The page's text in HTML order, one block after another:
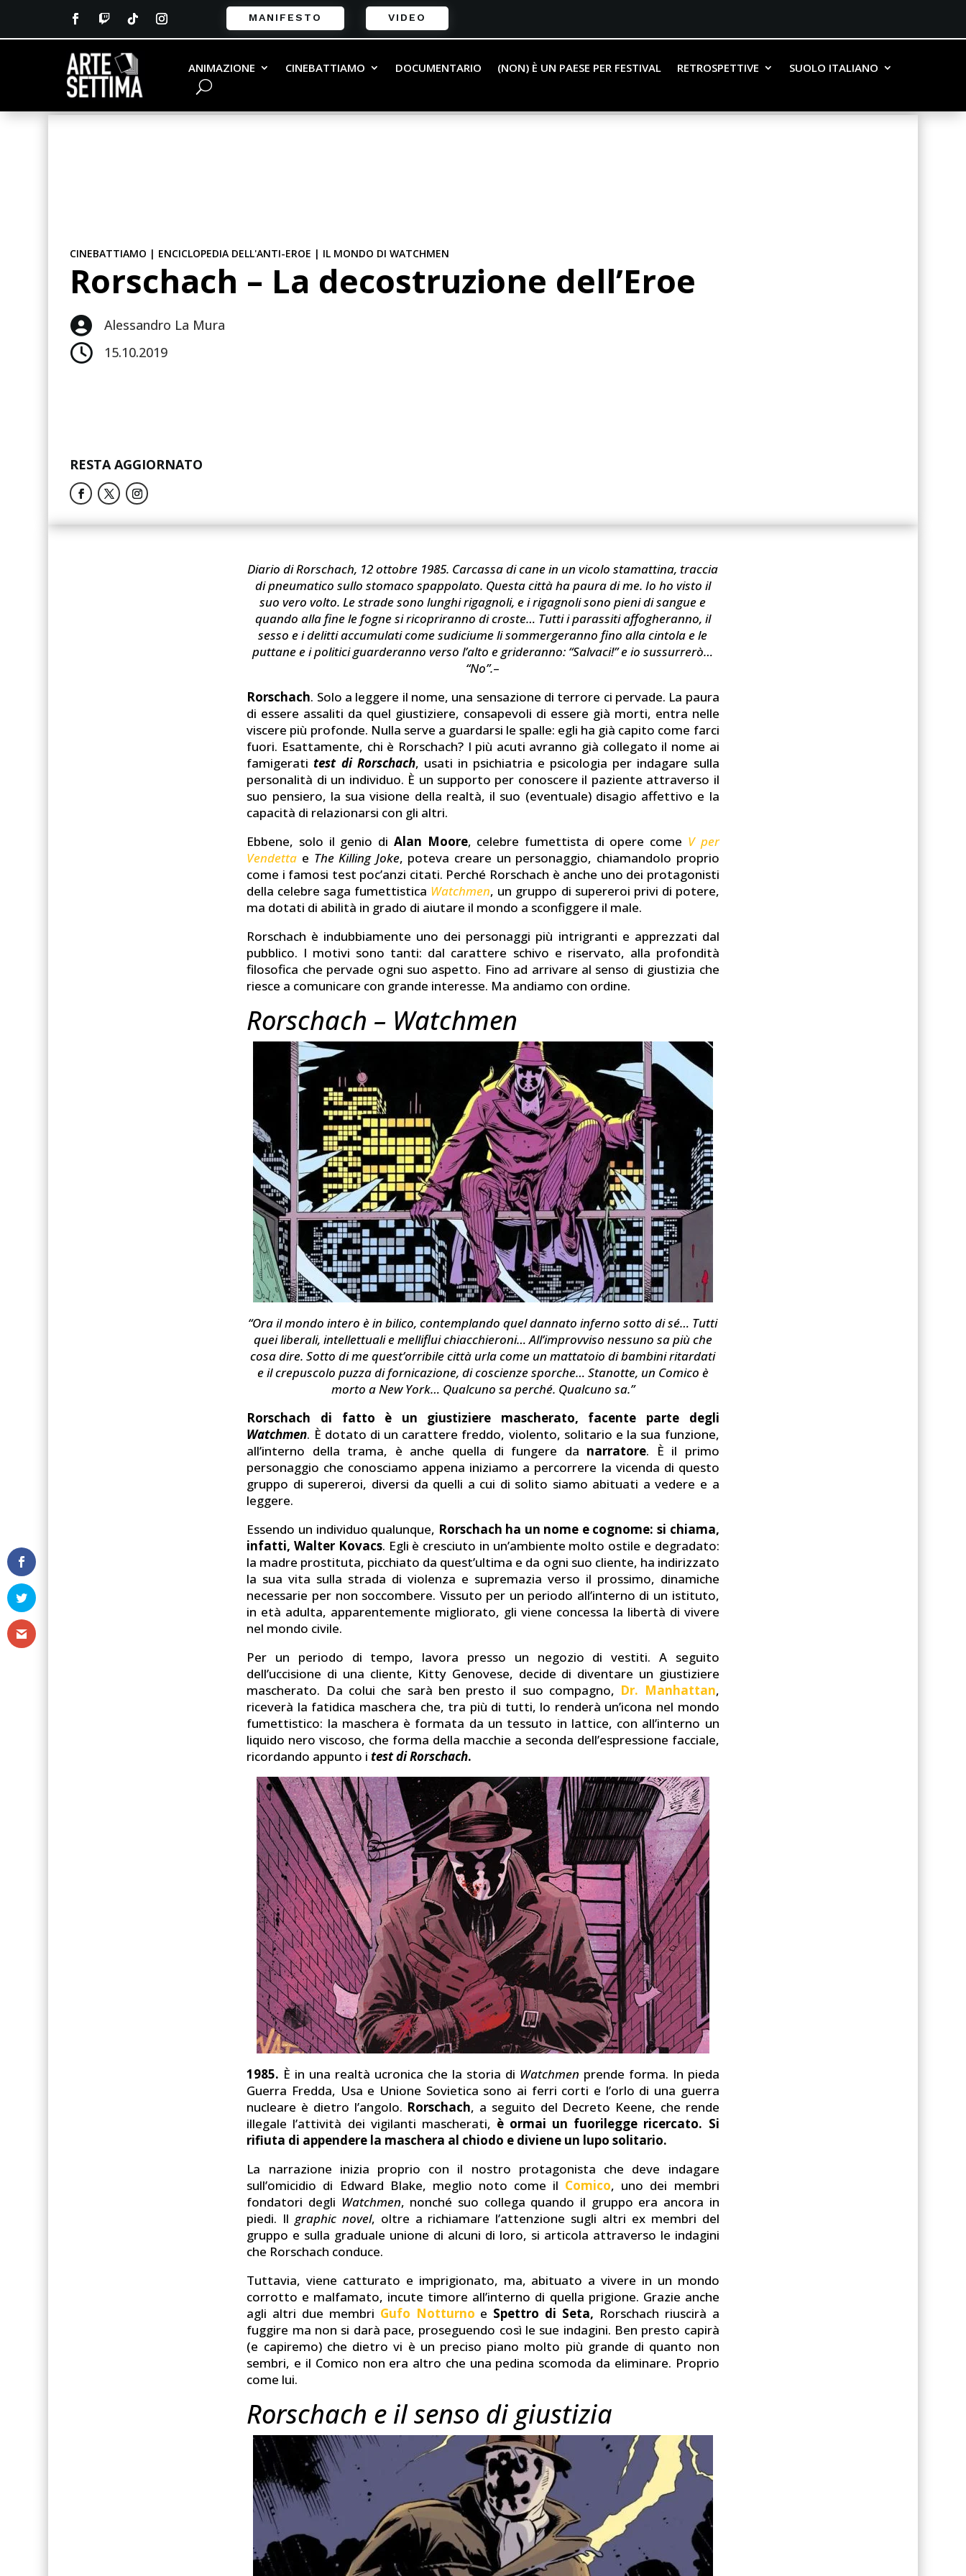
MANIFESTO VIDEO
ANIMAZIONE CINEBATTIAMO DOCUMENTARIO (NON) È UN PAESE PER FESTIVAL RETROSPETTIVE SUOLO ITALIANO
CINEBATTIAMO | ENCICLOPEDIA DELL'ANTI-EROE | IL MONDO DI WATCHMEN
Rorschach – La decostruzione dell’Eroe
 Alessandro La Mura
 15.10.2019
RESTA AGGIORNATO
Diario di Rorschach, 12 ottobre 1985. Carcassa di cane in un vicolo stamattina, traccia
di pneumatico sullo stomaco spappolato. Questa città ha paura di me. Io ho visto il
suo vero volto. Le strade sono lunghi rigagnoli, e i rigagnoli sono pieni di sangue e
quando alla fine le fogne si ricopriranno di croste… Tutti i parassiti affogheranno, il
sesso e i delitti accumulati come sudiciume li sommergeranno fino alla cintola e le
puttane e i politici guarderanno verso l’alto e grideranno: “Salvaci!” e io sussurrerò…
“No”.–
Rorschach. Solo a leggere il nome, una sensazione di terrore ci pervade. La paura
di essere assaliti da quel giustiziere, consapevoli di essere già morti, entra nelle
viscere più profonde. Nulla serve a guardarsi le spalle: egli ha già capito come farci
fuori. Esattamente, chi è Rorschach? I più acuti avranno già collegato il nome ai
famigeratitest di Rorschach, usati in psichiatria e psicologia per indagare sulla
personalità di un individuo. È un supporto per conoscere il paziente attraverso il
suo pensiero, la sua visione della realtà, il suo (eventuale) disagio affettivo e la
capacità di relazionarsi con gli altri.
Ebbene, solo il genio di Alan Moore, celebre fumettista di opere come V per
Vendetta e The Killing Joke, poteva creare un personaggio, chiamandolo proprio
come i famosi test poc’anzi citati. Perché Rorschach è anche uno dei protagonisti
della celebre saga fumettistica Watchmen, un gruppo di supereroi privi di potere,
ma dotati di abilità in grado di aiutare il mondo a sconfiggere il male.
Rorschach è indubbiamente uno dei personaggi più intrigranti e apprezzati dal
pubblico. I motivi sono tanti: dal carattere schivo e riservato, alla profondità
filosofica che pervade ogni suo aspetto. Fino ad arrivare al senso di giustizia che
riesce a comunicare con grande interesse. Ma andiamo con ordine.
Rorschach – Watchmen
“Ora il mondo intero è in bilico, contemplando quel dannato inferno sotto di sé… Tutti
quei liberali, intellettuali e melliflui chiacchieroni… All’improvviso nessuno sa più che
cosa dire. Sotto di me quest’orribile città urla come un mattatoio di bambini ritardati
e il crepuscolo puzza di fornicazione, di coscienze sporche… Stanotte, un Comico è
morto a New York… Qualcuno sa perché. Qualcuno sa.”
Rorschach di fatto è un giustiziere mascherato, facente parte degli
Watchmen. È dotato di un carattere freddo, violento, solitario e la sua funzione,
all’interno della trama, è anche quella di fungere da narratore. È il primo
personaggio che conosciamo appena iniziamo a percorrere la vicenda di questo
gruppo di supereroi, diversi da quelli a cui di solito siamo abituati a vedere e a
leggere.
Essendo un individuo qualunque, Rorschach ha un nome e cognome: si chiama,
infatti, Walter Kovacs. Egli è cresciuto in un’ambiente molto ostile e degradato:
la madre prostituta, picchiato da quest’ultima e da ogni suo cliente, ha indirizzato
la sua vita sulla strada di violenza e supremazia verso il prossimo, dinamiche
necessarie per non soccombere. Vissuto per un periodo all’interno di un istituto,
in età adulta, apparentemente migliorato, gli viene concessa la libertà di vivere
nel mondo civile.
Per un periodo di tempo, lavora presso un negozio di vestiti. A seguito
dell’uccisione di una cliente, Kitty Genovese, decide di diventare un giustiziere
mascherato. Da colui che sarà ben presto il suo compagno, Dr. Manhattan,
riceverà la fatidica maschera che, tra più di tutti, lo renderà un’icona nel mondo
fumettistico: la maschera è formata da un tessuto in lattice, con all’interno un
liquido nero viscoso, che forma della macchie a seconda dell’espressione facciale,
ricordando appunto itest di Rorschach.
1985. È in una realtà ucronica che la storia di Watchmen prende forma. In pieda
Guerra Fredda, Usa e Unione Sovietica sono ai ferri corti e l’orlo di una guerra
nucleare è dietro l’angolo. Rorschach, a seguito del Decreto Keene, che rende
illegale l’attività dei vigilanti mascherati, è ormai un fuorilegge ricercato. Si
rifiuta di appendere la maschera al chiodo e diviene un lupo solitario.
La narrazione inizia proprio con il nostro protagonista che deve indagare
sull’omicidio di Edward Blake, meglio noto come il Comico, uno dei membri
fondatori degli Watchmen, nonché suo collega quando il gruppo era ancora in
piedi. Ilgraphic novel, oltre a richiamare l’attenzione sugli altri ex membri del
gruppo e sulla graduale unione di alcuni di loro, si articola attraverso le indagini
che Rorschach conduce.
Tuttavia, viene catturato e imprigionato, ma, abituato a vivere in un mondo
corrotto e malfamato, incute timore all’interno di quella prigione. Grazie anche
agli altri due membri Gufo Notturno e Spettro di Seta, Rorschach riuscirà a
fuggire ma non si darà pace, proseguendo così le sue indagini. Ben presto capirà
(e capiremo) che dietro vi è un preciso piano molto più grande di quanto non
sembri, e il Comico non era altro che una pedina scomoda da eliminare. Proprio
come lui.
Rorschach e il senso di giustizia